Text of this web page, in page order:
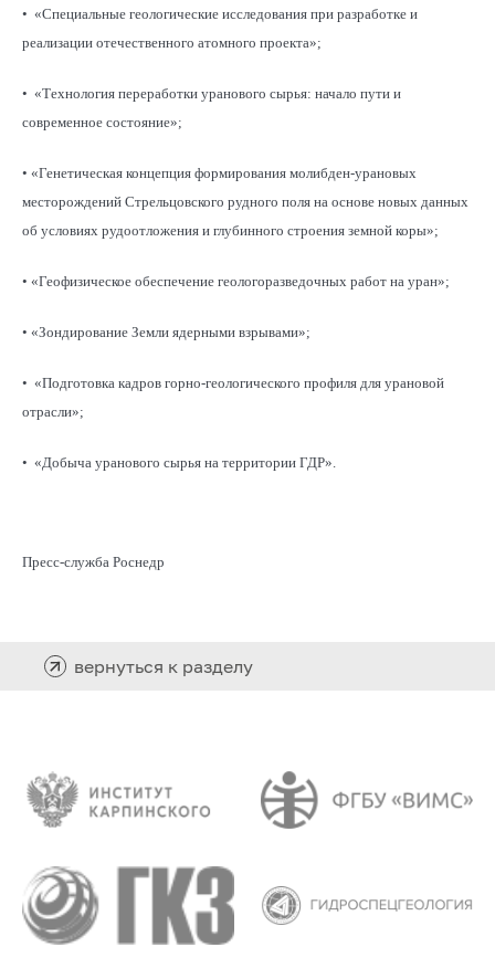
• «Специальные геологические исследования при разработке и
реализации отечественного атомного проекта»;
• «Технология переработки уранового сырья: начало пути и
современное состояние»;
• «Генетическая концепция формирования молибден-урановых
месторождений Стрельцовского рудного поля на основе новых данных
об условиях рудоотложения и глубинного строения земной коры»;
• «Геофизическое обеспечение геологоразведочных работ на уран»;
• «Зондирование Земли ядерными взрывами»;
• «Подготовка кадров горно-геологического профиля для урановой
отрасли»;
• «Добыча уранового сырья на территории ГДР».
Пресс-служба Роснедр
вернуться к разделу